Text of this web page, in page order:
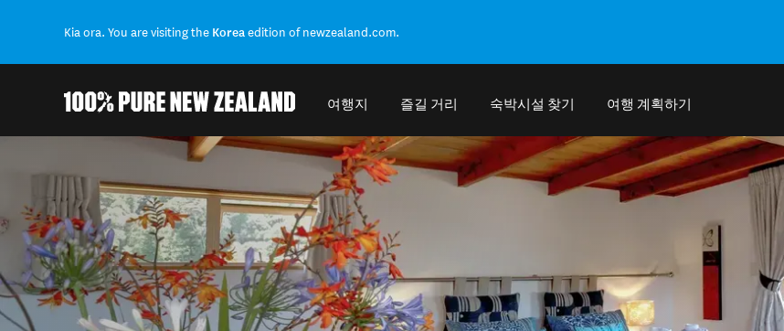
Kia ora. You are visiting the Koreaedition of newzealand.com.
여행지 즐길 거리 숙박시설 찾기 여행 계획하기
Back to my results